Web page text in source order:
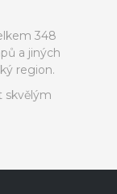
348
a jiných
region.
skvělým